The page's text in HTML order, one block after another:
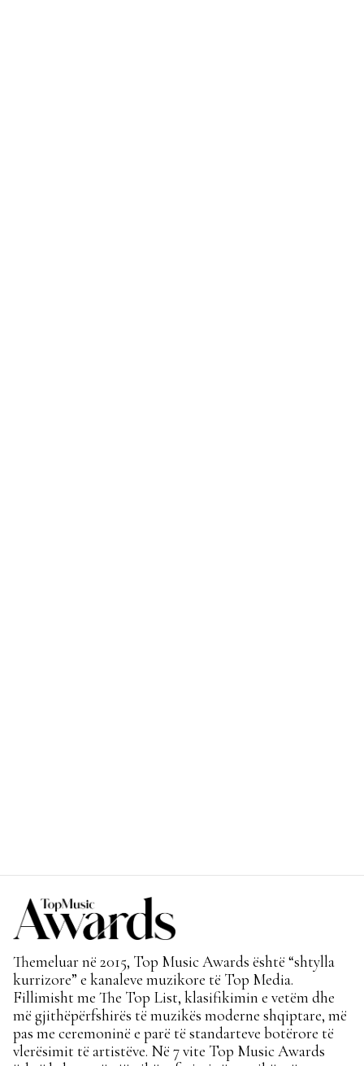
Themeluar në 2015, Top Music Awards është “shtylla
kurrizore” e kanaleve muzikore të Top Media.
Fillimisht me The Top List, klasifikimin e vetëm dhe
më gjithëpërfshirës të muzikës moderne shqiptare, më
pas me ceremoninë e parë të standarteve botërore të
vlerësimit të artistëve. Në 7 vite Top Music Awards